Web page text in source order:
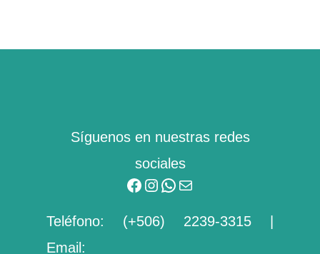
Síguenos en nuestras redes
sociales
Teléfono: (+506) 2239-3315
Email: